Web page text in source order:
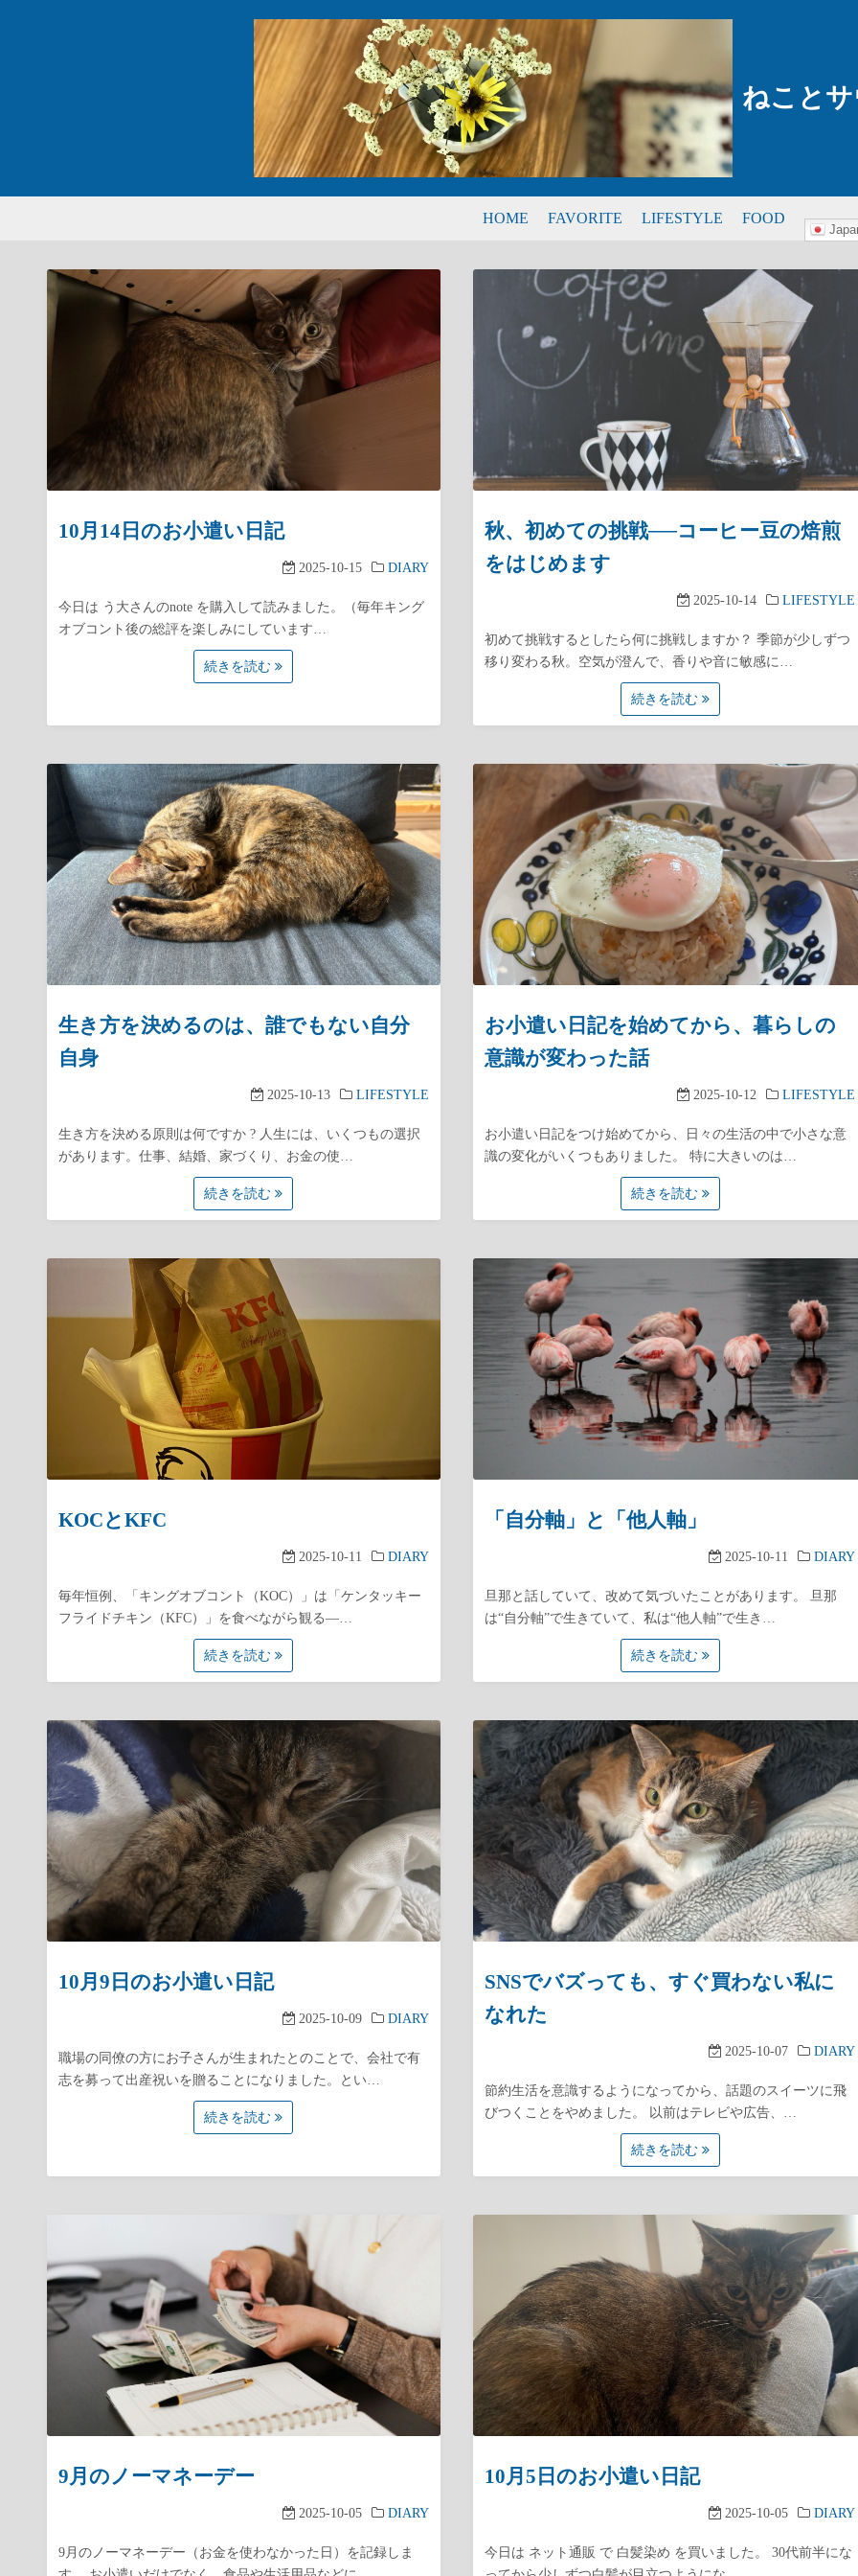
ねこと
HOME FAVORITE LIFESTYLE FOOD
10月14日のお小遣い日記
2025-10-15 DIARY
今日は う大さんのnote を購入して読みました。（毎年キング
オブコント後の総評を楽しみにしています…
続きを読む
秋、初めての挑戦──コーヒー豆の焙煎
をはじめます
2025-10-14 LIFESTYLE
初めて挑戦するとしたら何に挑戦しますか？ 季節が少しずつ
移り変わる秋。空気が澄んで、香りや音に敏感に…
続きを読む
生き方を決めるのは、誰でもない自分
自身
2025-10-13 LIFESTYLE
生き方を決める原則は何ですか ? 人生には、いくつもの選択
があります。仕事、結婚、家づくり、お金の使…
続きを読む
お小遣い日記を始めてから、暮らしの
意識が変わった話
2025-10-12 LIFESTYLE
お小遣い日記をつけ始めてから、日々の生活の中で小さな意
識の変化がいくつもありました。 特に大きいのは…
続きを読む
KOCとKFC
2025-10-11 DIARY
毎年恒例、「キングオブコント（KOC）」は「ケンタッキー
フライドチキン（KFC）」を食べながら観る—…
続きを読む
「自分軸」と「他人軸」
2025-10-11 DIARY
旦那と話していて、改めて気づいたことがあります。 旦那
は“自分軸”で生きていて、私は“他人軸”で生き…
続きを読む
10月9日のお小遣い日記
2025-10-09 DIARY
職場の同僚の方にお子さんが生まれたとのことで、会社で有
志を募って出産祝いを贈ることになりました。とい…
続きを読む
SNSでバズっても、すぐ買わない私に
なれた
2025-10-07 DIARY
節約生活を意識するようになってから、話題のスイーツに飛
びつくことをやめました。 以前はテレビや広告、…
続きを読む
9月のノーマネーデー
2025-10-05 DIARY
9月のノーマネーデー（お金を使わなかった日）を記録しま
10月5日のお小遣い日記
2025-10-05 DIARY
今日は ネット通販 で 白髪染め を買いました。 30代前半にな